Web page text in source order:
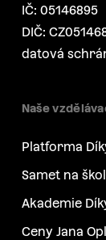
IČ: 05146895
DIČ:
datová
Naše
Platforma
Samet na
Akademie
Ceny Jana